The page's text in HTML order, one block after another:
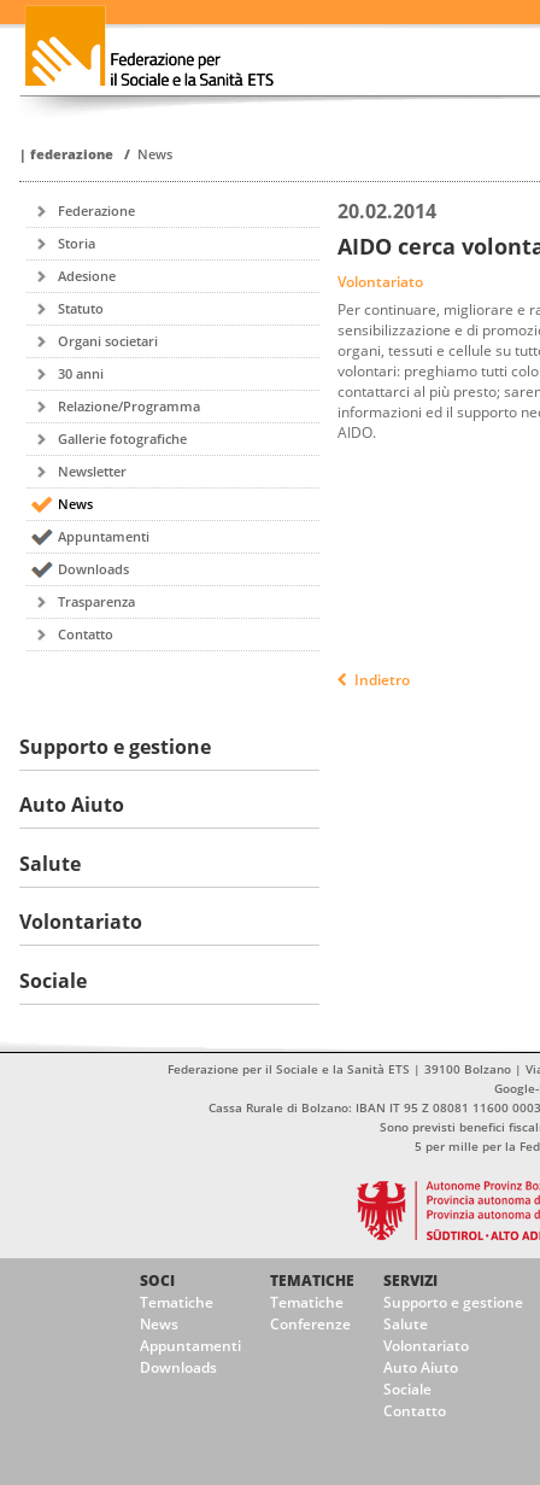
| federazione / News
Federazione
Storia
Adesione
Statuto
Organi societari
30 anni
Relazione/Programma
Gallerie fotografiche
Newsletter
News
Appuntamenti
Downloads
Trasparenza
Contatto
Supporto e gestione
Auto Aiuto
Salute
Volontariato
Sociale
20.02.2014
AIDO cerca
Volontariato
Per continuare, migliorare e
sensibilizzazione e di
organi, tessuti e cellule su
volontari: preghiamo tutti
contattarci al più presto;
informazioni ed il supporto
AIDO.
Indietro
Federazione per il Sociale e la Sanità ETS | 39100 Bolzano |
Cassa Rurale di Bolzano: IBAN IT 95 Z 08081 11600
Sono previsti benefici
5 per mille per la
SOCI
Tematiche
News
Appuntamenti
Downloads
TEMATICHE
Tematiche
Conferenze
SERVIZI
Supporto e gestione
Salute
Volontariato
Auto Aiuto
Sociale
Contatto